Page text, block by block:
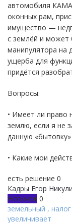
автомобиля
оконных рам,
имущество —
с землёй и
манипулятора на
ущерба для
придётся
Вопросы:
• Имеет ли право
землю, если я не
данную
• Какие мои
есть решение 0
Кадры Егор
Новичок 0
земельный , налог
увеличивает